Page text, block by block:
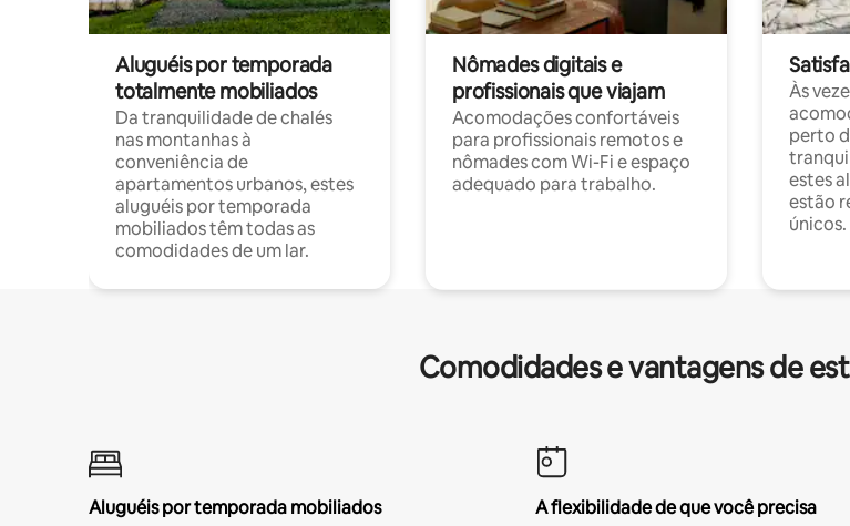
Aluguéis por temporada
totalmente mobiliados
Da tranquilidade de chalés
nas montanhas à
conveniência de
apartamentos urbanos, estes
aluguéis por temporada
mobiliados têm todas as
comodidades de um lar.
Nômades digitais e
profissionais que viajam
Acomodações confortáveis
para profissionais remotos e
nômades com Wi-Fi e espaço
adequado para trabalho.
Às
perto
estes
estão
únicos.
Comodidades e vantagens de
Aluguéis por temporada mobiliados
A flexibilidade de que você precisa